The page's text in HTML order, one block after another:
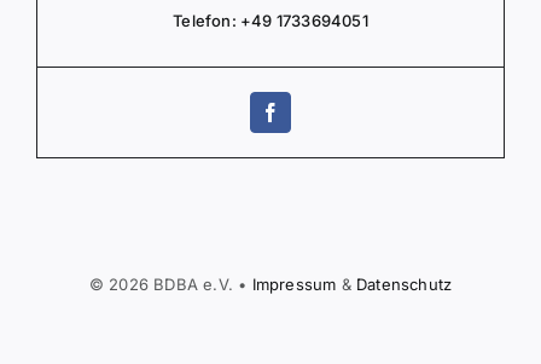
Telefon: +49 1733694051
© 2026 BDBA e.V. • Impressum & Daten­schutz